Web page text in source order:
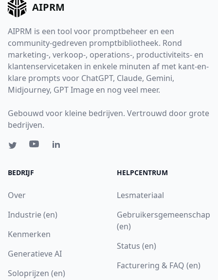
AIPRM
AIPRM is een tool voor promptbeheer en een
community-gedreven promptbibliotheek. Rond
marketing-, verkoop-, operations-, productiviteits- en
klantenservicetaken in enkele minuten af met kant-en-
klare prompts voor ChatGPT, Claude, Gemini,
Midjourney, GPT Image en nog veel meer.
Gebouwd voor kleine bedrijven. Vertrouwd door grote
bedrijven.
BEDRIJF
Over
Industrie (en)
Kenmerken
Generatieve AI
Soloprijzen (en)
HELPCENTRUM
Lesmateriaal
Gebruikersgemeenschap
(en)
Status (en)
Facturering & FAQ (en)